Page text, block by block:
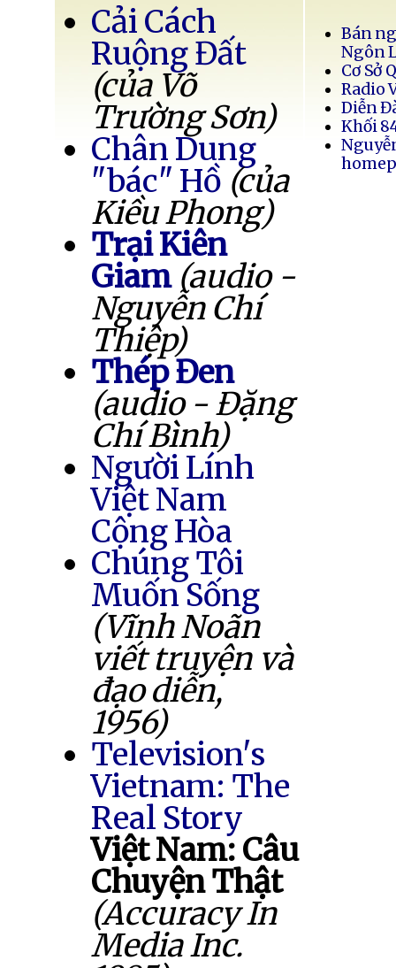
Cải Cách
Ruộng Đất
(của Võ
Trường Sơn)
Chân Dung
"bác" Hồ (của
Kiều Phong)
Trại Kiên
Giam (audio -
Nguyễn Chí
Thiệp)
Thép Đen
(audio - Đặng
Chí Bình)
Người Lính
Việt Nam
Cộng Hòa
Chúng Tôi
Muốn Sống
(Vĩnh Noãn
viết truyện và
đạo diễn,
1956)
Television's
Vietnam: The
Real Story
Việt Nam: Câu
Chuyện Thật
(Accuracy In
Media Inc.
Bán
Ngôn
Cơ Sở
Radio
Diễn
Khối